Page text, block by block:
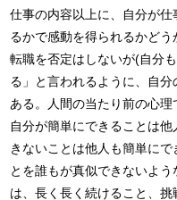
仕事の内容以上に、自分が
るかで感動を得られるかどう
転職を否定はしないが(自分
る」と言われるように、自
ある。人間の当たり前の心理
自分が簡単にできることは
きないことは他人も簡単に
とを誰もが真似できないよ
は、長く長く続けること、